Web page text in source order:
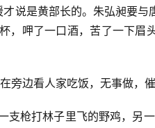
说是黄部长的。朱弘昶要
，呷了一口酒，苦了一下眉
旁边看人家吃饭，无事做，催
支枪打林子里飞的野鸡，另